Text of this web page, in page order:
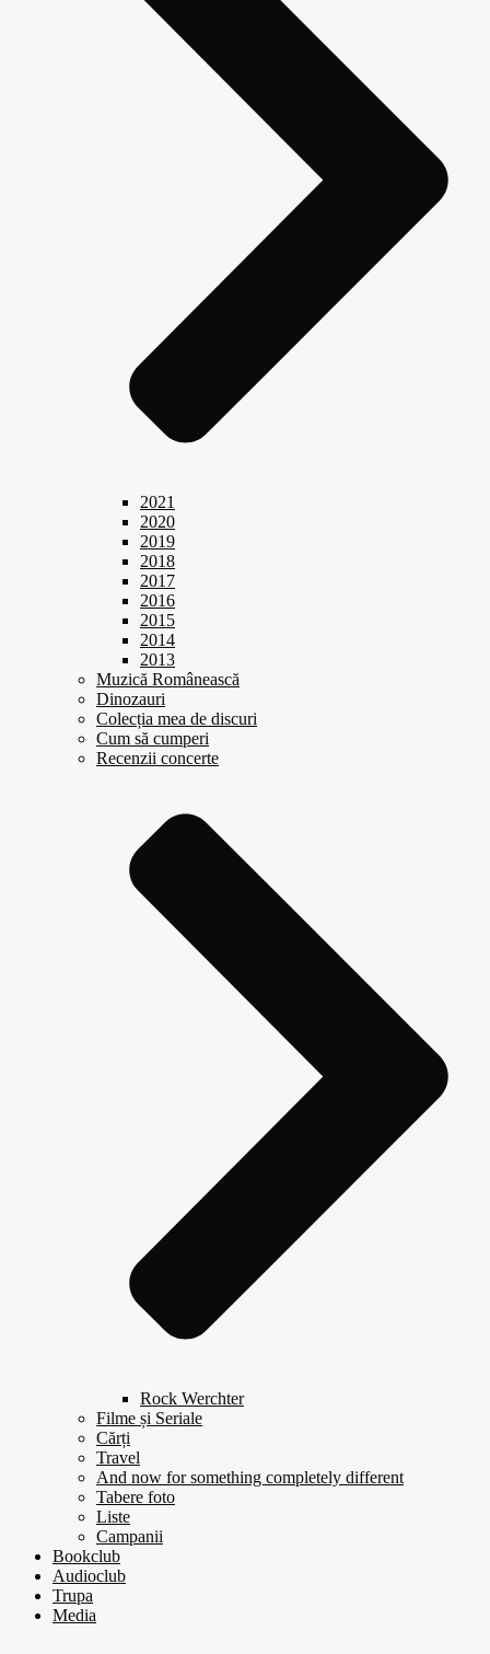
2021
2020
2019
2018
2017
2016
2015
2014
2013
Muzică Românească
Dinozauri
Colecția mea de discuri
Cum să cumperi
Recenzii concerte
Rock Werchter
Filme și Seriale
Cărți
Travel
And now for something completely different
Tabere foto
Liste
Campanii
Bookclub
Audioclub
Trupa
Media